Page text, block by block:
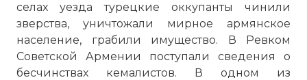
селах уезда турецкие оккупанты чинили
зверства, уничтожали мирное армянское
население, грабили имущество. В Ревком
Советской Армении поступали сведения о
бесчинствах кемалистов. В одном из